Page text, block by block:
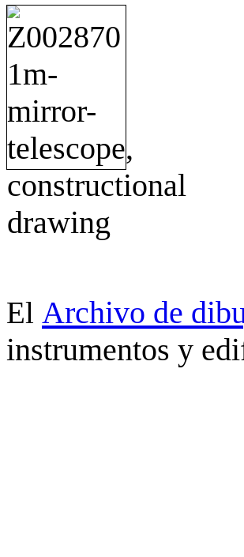
El Archivo de
instrumentos y